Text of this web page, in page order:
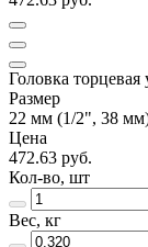
Головка
Размер
22 мм (1/2", 38
Цена
472.63 руб.
Кол-во, шт
Вес, кг